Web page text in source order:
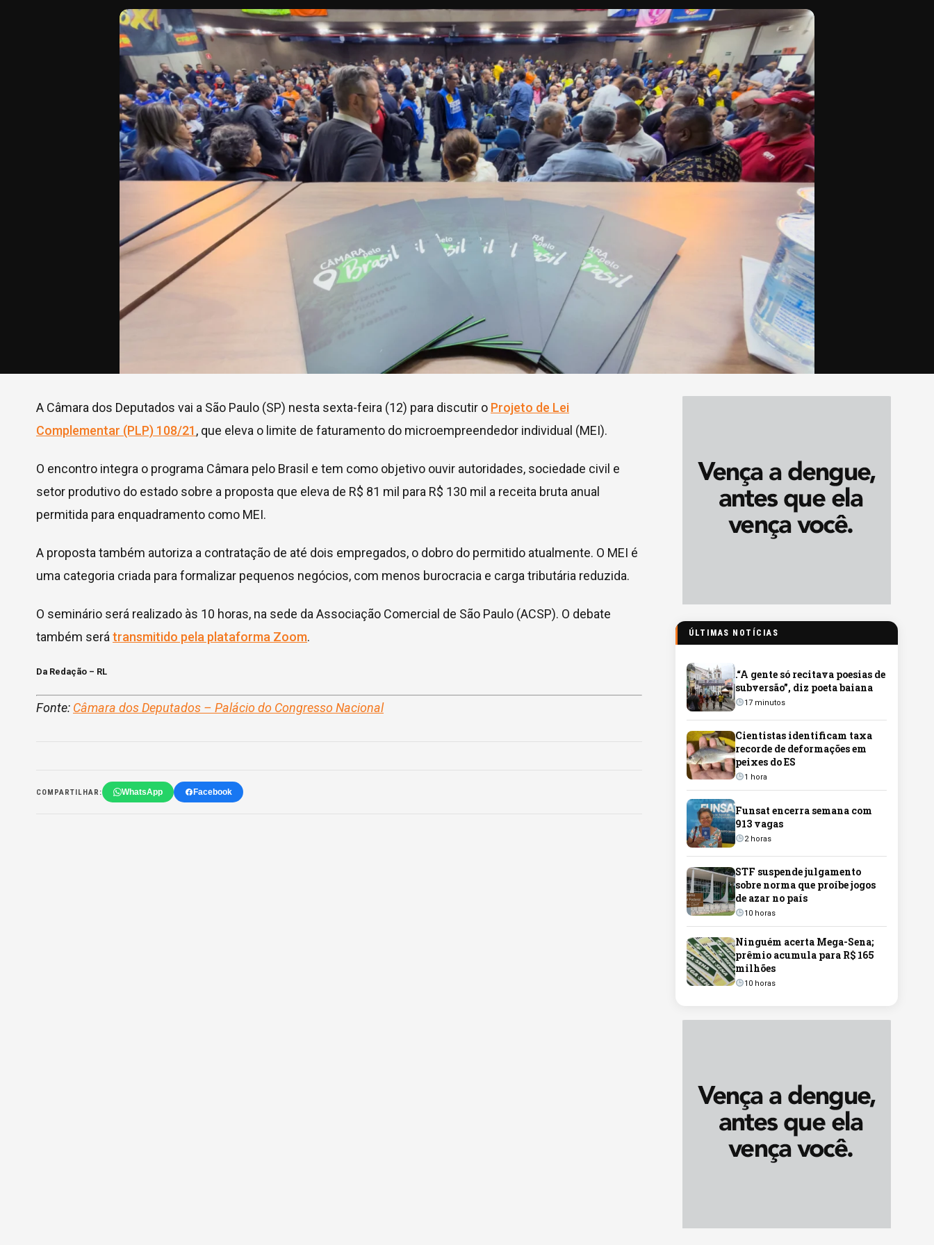
A Câmara dos Deputados vai a São Paulo (SP) nesta sexta-feira (12) para discutir o Projeto de Lei
Complementar (PLP) 108/21, que eleva o limite de faturamento do microempreendedor individual (MEI).
O encontro integra o programa Câmara pelo Brasil e tem como objetivo ouvir autoridades, sociedade civil e
setor produtivo do estado sobre a proposta que eleva de R$ 81 mil para R$ 130 mil a receita bruta anual
permitida para enquadramento como MEI.
A proposta também autoriza a contratação de até dois empregados, o dobro do permitido atualmente. O MEI é
uma categoria criada para formalizar pequenos negócios, com menos burocracia e carga tributária reduzida.
O seminário será realizado às 10 horas, na sede da Associação Comercial de São Paulo (ACSP). O debate
também será transmitido pela plataforma Zoom.
Da Redação – RL
Fonte: Câmara dos Deputados – Palácio do Congresso Nacional
COMPARTILHAR: WhatsApp Facebook
ÚLTIMAS NOTÍCIAS
.“A gente só recitava poesias de
subversão”, diz poeta baiana
17 minutos
Cientistas identificam taxa
recorde de deformações em
peixes do ES
1 hora
Funsat encerra semana com
913 vagas
2 horas
STF suspende julgamento
sobre norma que proíbe jogos
de azar no país
10 horas
Ninguém acerta Mega-Sena;
prêmio acumula para R$ 165
milhões
10 horas